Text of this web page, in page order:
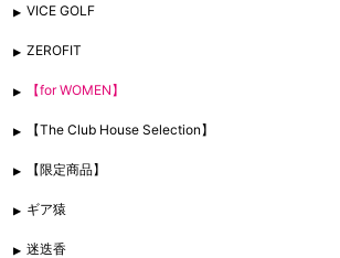
VICE GOLF
ZEROFIT
【for WOMEN】
【The Club House Selection】
【限定商品】
ギア猿
迷迭香